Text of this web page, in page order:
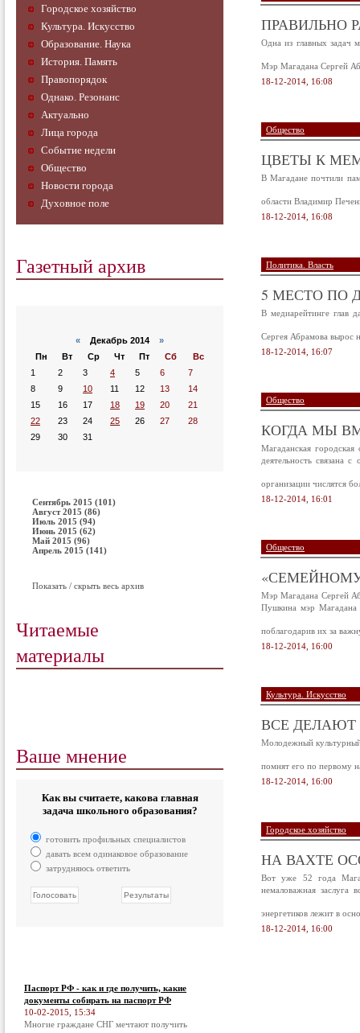
Городское хозяйство
Культура. Искусство
Образование. Наука
История. Память
Правопорядок
Однако. Резонанс
Актуально
Лица города
Событие недели
Общество
Новости города
Духовное поле
Газетный архив
« Декабрь 2014 »
Пн
Вт Ср Чт Пт Сб
Вс
1
2 3 4 5 6
7
8
9 10 11 12 13
14
15
16 17 18 19 20
21
22
23 24 25 26 27
28
29
30 31
Сентябрь 2015 (101)
Август 2015 (86)
Июль 2015 (94)
Июнь 2015 (62)
Май 2015 (96)
Апрель 2015 (141)
Показать / скрыть весь архив
Читаемые
материалы
Ваше мнение
Как вы считаете, какова главная
задача школьного образования?
готовить профильных специалистов
давать всем одинаковое образование
затрудняюсь ответить
Паспорт РФ - как и где получить, какие
документы собирать на паспорт РФ
10-02-2015, 15:34
Многие граждане СНГ мечтают получить
ПРАВИЛЬНО
Одна из главных задач
Мэр Магадана Сергей
18-12-2014, 16:08
Общество
ЦВЕТЫ К
В Магадане почтили
области Владимир
18-12-2014, 16:08
Политика. Власть
5 МЕСТО ПО
В медиарейтинге глав
Сергея Абрамова вырос
18-12-2014, 16:07
Общество
КОГДА МЫ
Магаданская
деятельность связана
организации числятся
18-12-2014, 16:01
Общество
Мэр Магадана Сергей
Пушкина мэр Магадана
поблагодарив их за
18-12-2014, 16:00
Культура. Искусство
ВСЕ ДЕЛАЮТ
Молодежный
помнят его по первому
18-12-2014, 16:00
Городское хозяйство
НА ВАХТЕ
Вот уже 52 года
немаловажная заслуга
энергетиков лежит в
18-12-2014, 16:00